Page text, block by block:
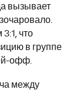
вызывает
что
в группе
офф.
между